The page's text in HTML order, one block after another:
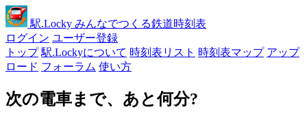
駅.Locky みんなでつくる鉄道時刻表
ログイン ユーザー登録
トップ 駅.Lockyについて 時刻表リスト 時刻表マップ アップ
ロード フォーラム 使い方
次の電車まで、あと何分?